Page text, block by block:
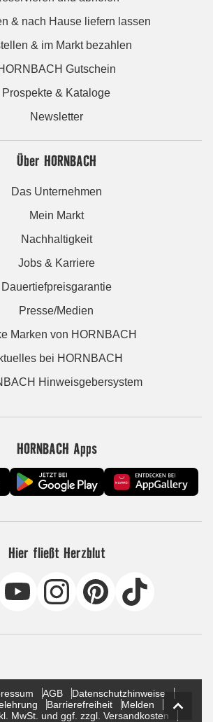
& nach Hause liefern lassen
& im Markt bezahlen
Gutschein
Prospekte & Kataloge
Newsletter
Über HORNBACH
Das Unternehmen
Mein Markt
Nachhaltigkeit
Jobs & Karriere
Dauertiefpreisgarantie
Presse/Medien
Marken von HORNBACH
bei HORNBACH
Hinweisgebersystem
HORNBACH Apps
Hier fließt Herzblut
AGB
Datenschutzhinweise
Barrierefreiheit
Melden
MwSt. und ggf. zzgl. Versandkosten